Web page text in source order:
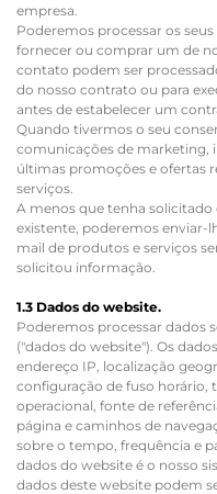
empresa.
Poderemos processar os
fornecer ou comprar um de
contato podem ser
do nosso contrato ou para
antes de estabelecer um
Quando tivermos o seu
comunicações de marketing,
últimas promoções e ofertas
serviços.
A menos que tenha
existente, poderemos enviar-
mail de produtos e serviços
solicitou informação.
1.3 Dados do website.
Poderemos processar dados
("dados do website"). Os
endereço IP, localização
configuração de fuso horário,
operacional, fonte de
página e caminhos de
sobre o tempo, frequência e
dados do website é o nosso
dados deste website podem